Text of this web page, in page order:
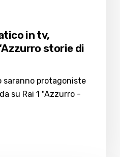
in tv,
storie di
saranno protagoniste
su Rai 1 "Azzurro -